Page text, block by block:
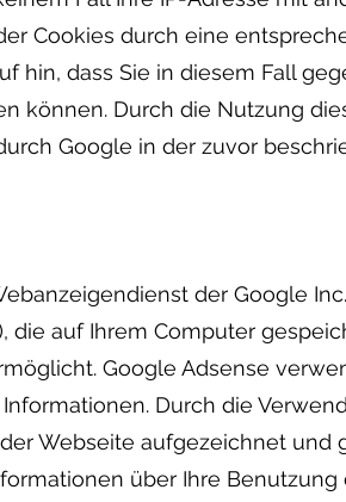
Cookies durch eine
hin, dass Sie in diesem Fall
können. Durch die Nutzung
Google in der zuvor
der Google
die auf Ihrem Computer
Google Adsense
Durch die
Webseite aufgezeichnet und
über Ihre Benutzung